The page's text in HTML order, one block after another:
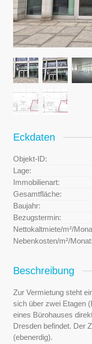
Eckdaten
Objekt-ID:
Lage:
Immobilienart:
Gesamtfläche:
Baujahr:
Bezugstermin:
Nettokaltmiete/m²/
Nebenkosten/m²/Monat:
Beschreibung
Zur Vermietung steht
sich über zwei Etagen
eines Bürohauses
Dresden befindet. Der
(ebenerdig).